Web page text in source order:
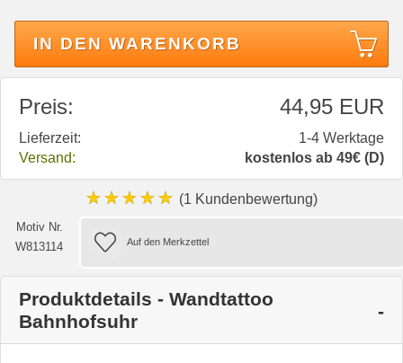
IN DEN WARENKORB
Preis: 44,95 EUR
Lieferzeit:
1-4 Werktage
Versand:
kostenlos ab 49€ (D)
★★★★★ (1 Kundenbewertung)
Motiv Nr.
W813114
Produktdetails - Wandtattoo
Bahnhofsuhr